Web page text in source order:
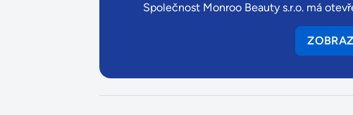
Společnost Monroo Beauty s.r.o. má